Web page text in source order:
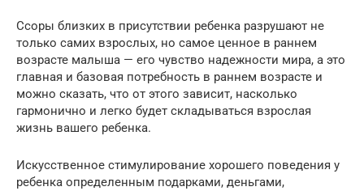
Ссоры близких в присутствии ребенка разрушают не
только самих взрослых, но самое ценное в раннем
возрасте малыша — его чувство надежности мира, а это
главная и базовая потребность в раннем возрасте и
можно сказать, что от этого зависит, насколько
гармонично и легко будет складываться взрослая
жизнь вашего ребенка.
Искусственное стимулирование хорошего поведения у
ребенка определенным подарками, деньгами,